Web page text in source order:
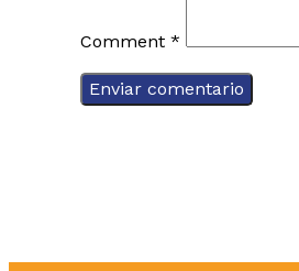
Comment *